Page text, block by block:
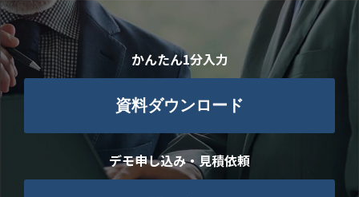
かんたん1分入力
資料ダウンロード
デモ申し込み・見積依頼